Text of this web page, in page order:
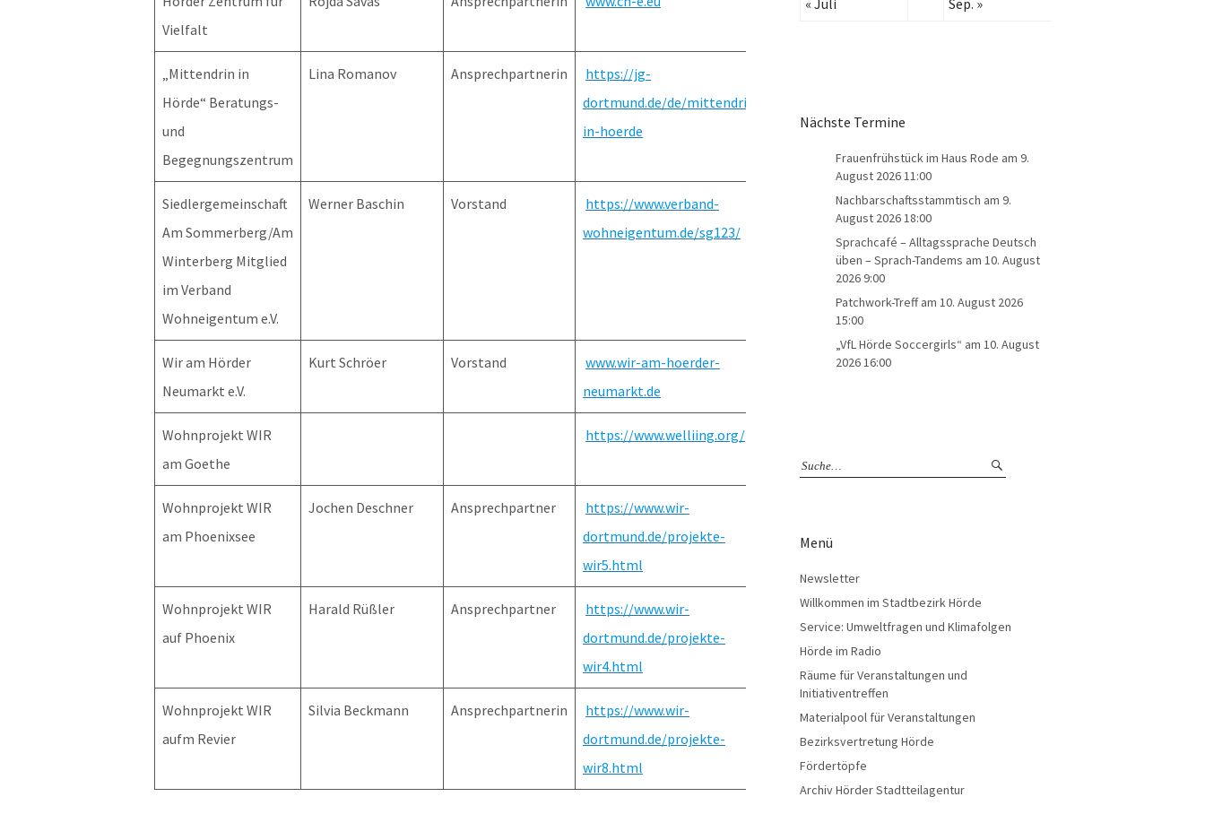
Vielfalt
„Mittendrin in
Hörde“ Beratungs-
und
Begegnungszentrum
Lina Romanov Ansprechpartnerin
https://jg-
dortmund.de/de/mittendrin-
in-hoerde
Siedlergemeinschaft
Am Sommerberg/Am
Winterberg Mitglied
im Verband
Wohneigentum e.V.
Werner Baschin Vorstand
https://www.verband-
wohneigentum.de/sg123/
Wir am Hörder
Neumarkt e.V.
Kurt Schröer Vorstand
www.wir-am-hoerder-
neumarkt.de
Wohnprojekt WIR
am Goethe
https://www.welliing.org/
Wohnprojekt WIR
am Phoenixsee
Jochen Deschner Ansprechpartner
https://www.wir-
dortmund.de/projekte-
wir5.html
Wohnprojekt WIR
auf Phoenix
Harald Rüßler Ansprechpartner
https://www.wir-
dortmund.de/projekte-
wir4.html
Wohnprojekt WIR
aufm Revier
Silvia Beckmann Ansprechpartnerin
https://www.wir-
dortmund.de/projekte-
wir8.html
« Juli
Sep. »
Nächste Termine
Frauenfrühstück im Haus Rode am 9.
August 2026 11:00
Nachbarschaftsstammtisch am 9.
August 2026 18:00
Sprachcafé – Alltagssprache Deutsch
üben – Sprach-Tandems am 10. August
2026 9:00
Patchwork-Treffam 10. August 2026
15:00
„VfL Hörde Soccergirls“ am 10. August
2026 16:00
Menü
Newsletter
Willkommen im Stadtbezirk Hörde
Service: Umweltfragen und Klimafolgen
Hörde im Radio
Räume für Veranstaltungen und
Initiativentreffen
Materialpool für Veranstaltungen
Bezirksvertretung Hörde
Fördertöpfe
Archiv Hörder Stadtteilagentur